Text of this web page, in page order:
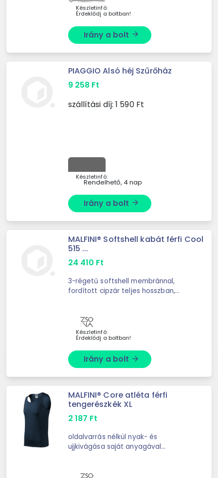
Készletinfó:
Érdeklődj a boltban!
Irány a bolt arrow_forward
PIAGGIO Alsó héj Szűrőház
9 258 Ft
szállítási díj: 1 590Ft
Készletinfó:
Rendelhető, 4 nap
Irány a bolt arrow_forward
MALFINI® Softshell kabát férfi Cool
515 ...
24 410 Ft
3-régetű softshell membránnal,
fordított cipzár teljes hosszban,
tépőzárral, rejtett zsebek ...
Készletinfó:
Érdeklődj a boltban!
Irány a bolt arrow_forward
MALFINI® Core atléta férfi
tengerészkék XL
2 187 Ft
oldalvarrás nélkül nyak- és
ujjkivágása saját anyagával
Anyagösszetétel: 100 % pamut